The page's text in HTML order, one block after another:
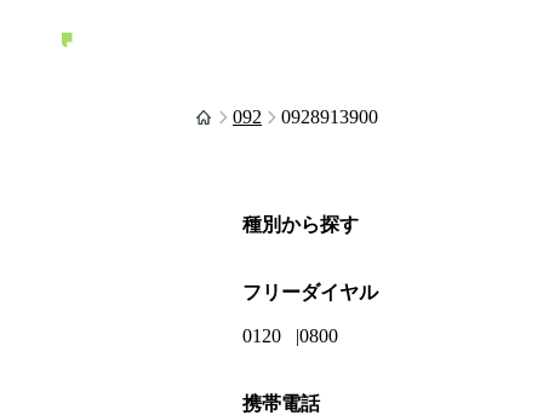
092 0928913900
種別から探す
フリーダイヤル
0120 0800
携帯電話